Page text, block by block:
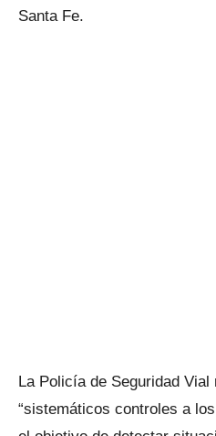
Santa Fe.
La Policía de Seguridad
“sistemáticos controles a